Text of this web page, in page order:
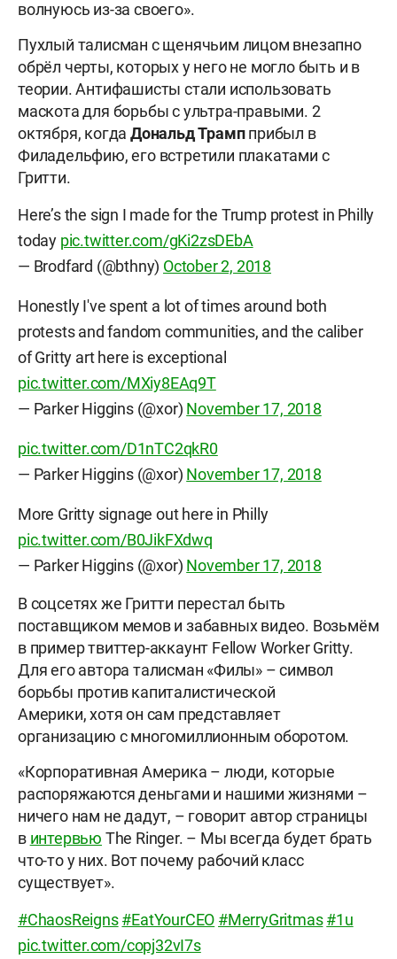
волнуюсь из-за своего».
Пухлый талисман с щенячьим лицом внезапно
обрёл черты, которых у него не могло быть и в
теории. Антифашисты стали использовать
маскота для борьбы с ультра-правыми. 2
октября, когда ДональдТрампприбыл в
Филадельфию, его встретили плакатами с
Гритти.
Here’s the sign I made for the Trump protest in Philly
today pic.twitter.com/gKi2zsDEbA
— Brodfard (@bthny) October 2, 2018
Honestly I've spent a lot of times around both
protests and fandom communities, and the caliber
of Gritty art here is exceptional
pic.twitter.com/MXiy8EAq9T
— Parker Higgins (@xor) November 17, 2018
pic.twitter.com/D1nTC2qkR0
— Parker Higgins (@xor) November 17, 2018
More Gritty signage out here in Philly
pic.twitter.com/B0JikFXdwq
— Parker Higgins (@xor) November 17, 2018
В соцсетях же Гритти перестал быть
поставщиком мемов и забавных видео. Возьмём
в пример твиттер-аккаунт Fellow Worker Gritty.
Для его автора талисман «Филы» – символ
борьбы против капиталистической
Америки, хотя он сам представляет
организацию с многомиллионным оборотом.
«Корпоративная Америка – люди, которые
распоряжаются деньгами и нашими жизнями –
ничего нам не дадут, – говорит автор страницы
в интервью The Ringer. – Мы всегда будет брать
что-то у них. Вот почему рабочий класс
существует».
#ChaosReigns #EatYourCEO #MerryGritmas #1u
pic.twitter.com/copj32vI7s